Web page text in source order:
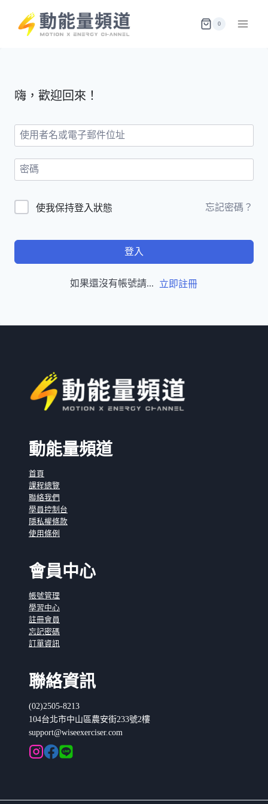
content
0
嗨，歡迎回來！
使我保持登入狀態 忘記密碼？
登入
如果還沒有帳號請... 立即註冊
動能量頻道
首頁
課程總覽
聯絡我們
學員控制台
隱私權條款
使用條例
會員中心
帳號管理
學習中心
註冊會員
忘記密碼
訂單資訊
聯絡資訊
(02)2505-8213
104台北市中山區農安街233號2樓
support@wiseexerciser.com